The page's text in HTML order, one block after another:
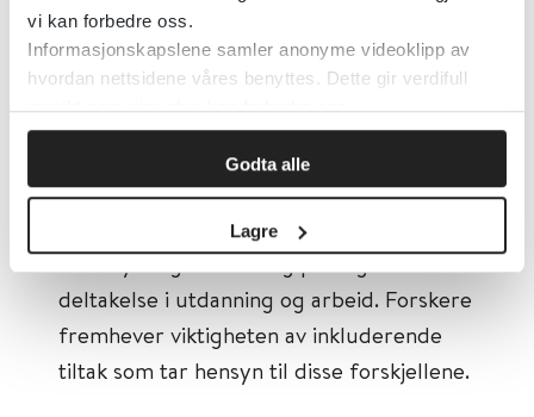
vi kan forbedre oss.
Informasjonskapslene samler anonyme videoklipp av
hvordan nettsidene våres benyttes. Dette gir verdifull
innsikt som gjør at vi kan forbedre oss.
Godta alle
Lagre
spesifikke nabolag. Beslutningstakere bør
fokusere på lokale støtteprogrammer og
integrere geografiske faktorer i strategisk
planlegging for å sikre like muligheter for
Studien konkluderer med at geografi har
en betydelig innvirkning på unges
deltakelse i utdanning og arbeid. Forskere
fremhever viktigheten av inkluderende
tiltak som tar hensyn til disse forskjellene.